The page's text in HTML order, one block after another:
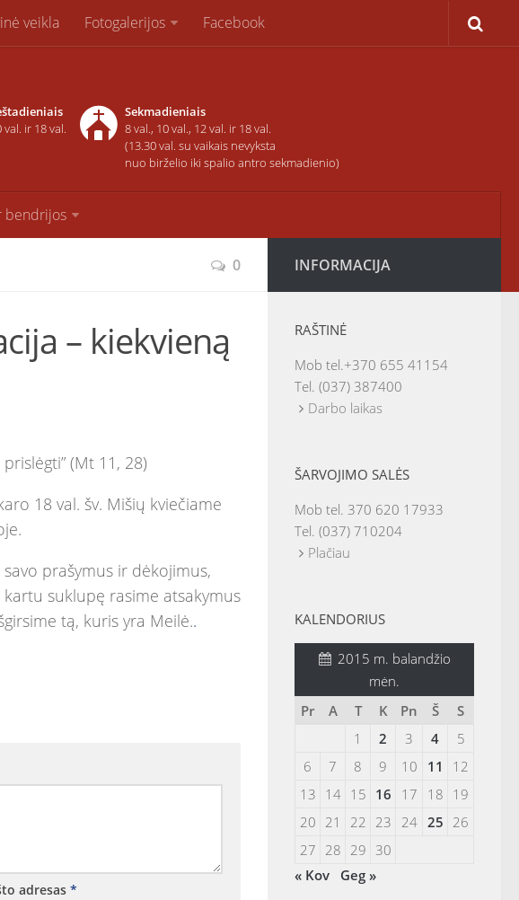
veikla Fotogalerijos Facebook
val. ir 18 val.
Sekmadieniais
8 val., 10 val., 12 val. ir 18 val.
(13.30 val. su vaikais nevyksta
nuo birželio iki spalio antro sekmadienio)
bendrijos
0
– kiekvieną
(Mt 11, 28)
18 val. šv. Mišių kviečiame
prašymus ir dėkojimus,
suklupę rasime atsakymus
tą, kuris yra Meilė..
adresas*
INFORMACIJA
RAŠTINĖ
Mob tel.+370 655 41154
Tel. (037) 387400
Darbo laikas
ŠARVOJIMO SALĖS
Mob tel. 370 620 17933
Tel. (037) 710204
Plačiau
KALENDORIUS
2015 m. balandžio
mėn.
Pr
A T K Pn Š
S
1
2 3 4
5
6
7 8 9 10 11
12
13 14 15 16 17 18 19
20 21 22 23 24 25 26
27 28 29 30
« Kov
Geg »